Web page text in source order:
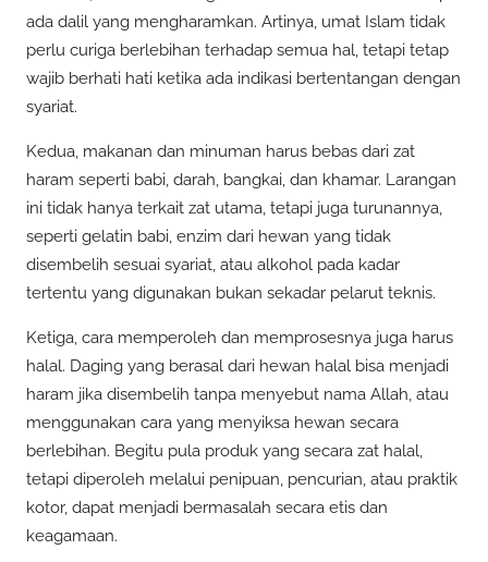
ada dalil yang mengharamkan. Artinya, umat Islam tidak
perlu curiga berlebihan terhadap semua hal, tetapi tetap
wajib berhati hati ketika ada indikasi bertentangan dengan
syariat.
Kedua, makanan dan minuman harus bebas dari zat
haram seperti babi, darah, bangkai, dan khamar. Larangan
ini tidak hanya terkait zat utama, tetapi juga turunannya,
seperti gelatin babi, enzim dari hewan yang tidak
disembelih sesuai syariat, atau alkohol pada kadar
tertentu yang digunakan bukan sekadar pelarut teknis.
Ketiga, cara memperoleh dan memprosesnya juga harus
halal. Daging yang berasal dari hewan halal bisa menjadi
haram jika disembelih tanpa menyebut nama Allah, atau
menggunakan cara yang menyiksa hewan secara
berlebihan. Begitu pula produk yang secara zat halal,
tetapi diperoleh melalui penipuan, pencurian, atau praktik
kotor, dapat menjadi bermasalah secara etis dan
keagamaan.